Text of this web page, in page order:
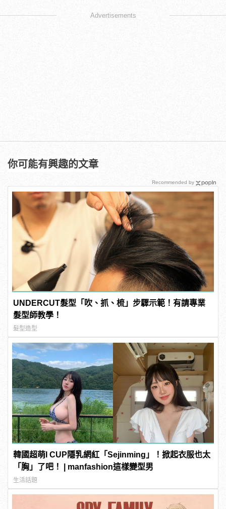
Advertisements
你可能有興趣的文章
UNDERCUT髮型「吹、抓、梳」步驟示範！有請專業
髮型師教學！
髮型造型
韓國超萌I CUP隱乳網紅「Sejinming」！掀起衣服也太
「胸」了吧！ | manfashion這樣變型男
生活話題
Recommended by